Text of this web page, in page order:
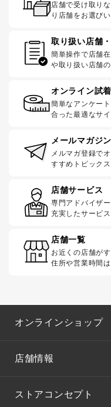
店舗で受け取り
り店舗をお選び
取り扱い店舗
簡単操作で店舗
や取り扱い店舗
オンライン試
簡単なアンケー
合った最適なサ
メールマガジ
メルマガ登録で
すすめトピック
店舗サービス
専門アドバイザ
充実したサービ
店舗一覧
お近くの店舗が
住所や営業時間
オンラインショップ
店舗情報
ストアコンセプト